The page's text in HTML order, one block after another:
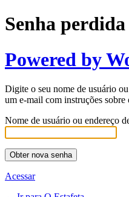
Senha perdida
Powered by
Digite o seu nome de usuário
um e-mail com instruções sobre
Nome de usuário ou endereço
Acessar